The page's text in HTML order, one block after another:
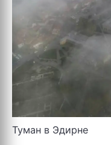
Туман в Эдирне